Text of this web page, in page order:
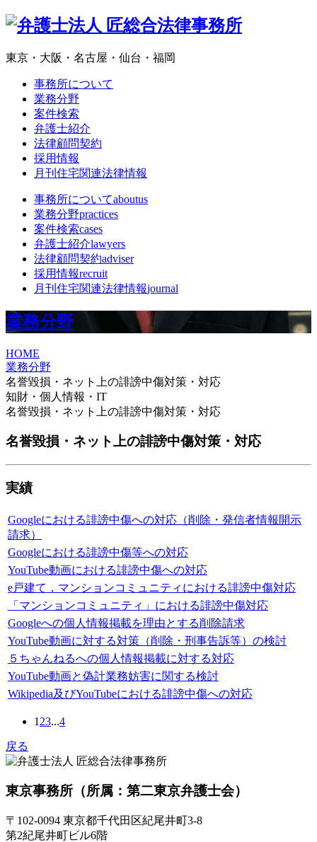
東京・大阪・名古屋・仙台・福岡
事務所について
業務分野
案件検索
弁護士紹介
法律顧問契約
採用情報
月刊住宅関連法律情報
事務所についてaboutus
業務分野practices
案件検索cases
弁護士紹介lawyers
法律顧問契約adviser
採用情報recruit
月刊住宅関連法律情報journal
業務分野
HOME
業務分野
名誉毀損・ネット上の誹謗中傷対策・対応
知財・個人情報・IT
名誉毀損・ネット上の誹謗中傷対策・対応
名誉毀損・ネット上の誹謗中傷対策・対応
実績
Googleにおける誹謗中傷への対応（削除・発信者情報開示
請求）
Googleにおける誹謗中傷等への対応
YouTube動画における誹謗中傷への対応
e戸建て，マンションコミュニティにおける誹謗中傷対応
「マンションコミュニティ」における誹謗中傷対応
Googleへの個人情報掲載を理由とする削除請求
YouTube動画に対する対策（削除・刑事告訴等）の検討
５ちゃんねるへの個人情報掲載に対する対応
YouTube動画と偽計業務妨害に関する検討
Wikipedia及びYouTubeにおける誹謗中傷への対応
1 23...4
戻る
東京事務所 （所属：第二東京弁護士会）
〒102-0094 東京都千代田区紀尾井町3-8
第2紀尾井町ビル6階